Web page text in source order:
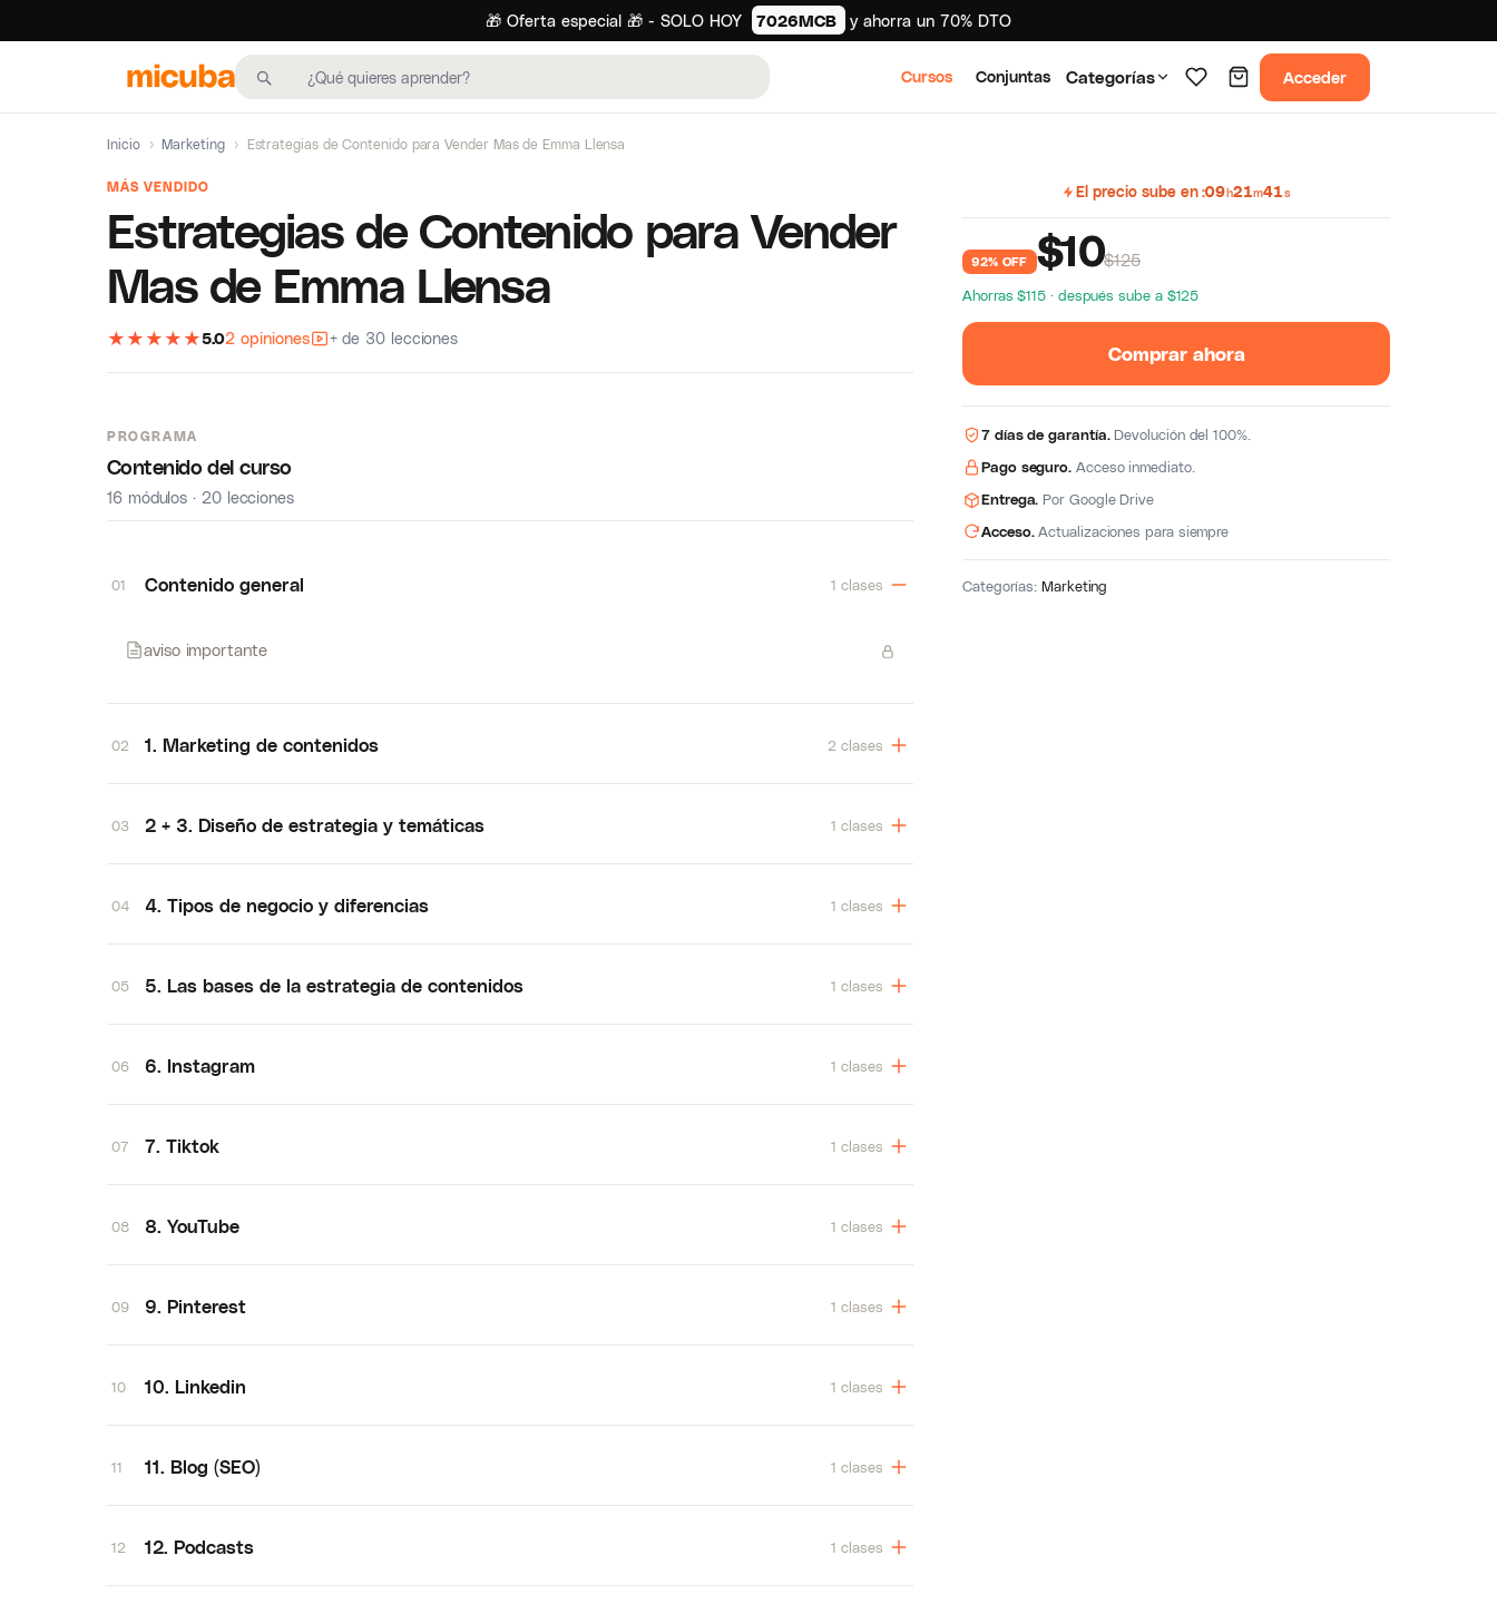
🎁 Oferta especial 🎁 - SOLO HOY 7026MCB y ahorra un 70% DTO
Cursos Conjuntas Categorías Acceder
Inicio › Marketing › Estrategias de Contenido para Vender Mas de Emma Llensa
MÁS VENDIDO
Estrategias de Contenido para Vender
Mas de Emma Llensa
★ ★ ★ ★ ★5.02 opiniones + de 30 lecciones
PROGRAMA
Contenido del curso
16 módulos · 20 lecciones
01 Contenido general 1 clases
aviso importante
02 1. Marketing de contenidos 2 clases
03 2 + 3. Diseño de estrategia y temáticas 1 clases
04 4. Tipos de negocio y diferencias 1 clases
05 5. Las bases de la estrategia de contenidos 1 clases
06 6. Instagram 1 clases
07 7. Tiktok 1 clases
08 8. YouTube 1 clases
09 9. Pinterest 1 clases
10 10. Linkedin 1 clases
11 11. Blog (SEO) 1 clases
12 12. Podcasts 1 clases
El precio sube en 09h21m40s
92% OFF $10$125
Ahorras $115 · después sube a $125
Comprar ahora
7 días de garantía.Devolución del 100%.
Pago seguro. Acceso inmediato.
Entrega. Por Google Drive
Acceso.Actualizaciones para siempre
Categorías:Marketing